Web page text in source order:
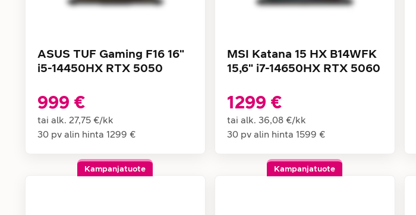
ASUS TUF Gaming F16 16"
i5-14450HX RTX 5050
999 €
tai alk. 27,75 €/kk
30 pv alin hinta 1299 €
MSI Katana 15 HX B14WFK
15,6" i7-14650HX RTX 5060
1299 €
tai alk. 36,08 €/kk
30 pv alin hinta 1599 €
Kampanjatuote Kampanjatuote